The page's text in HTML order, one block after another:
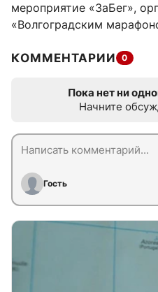
мероприятие «ЗаБег»,
«Волгоградским
КОММЕНТАРИИ 0
Пока нет ни
Начните
Гость